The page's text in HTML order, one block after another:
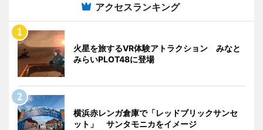
アクセスランキング
火星を旅するVR体験アトラクション みなと
みらいPLOT48に登場
横浜赤レンガ倉庫で「レッドブリックサンセ
ット」 サンタモニカをイメージ